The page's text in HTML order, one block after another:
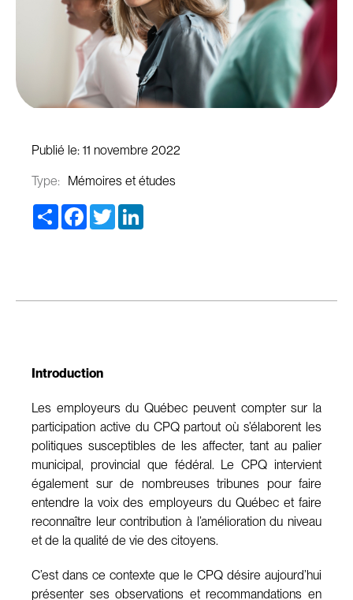
Publié le: 11 novembre 2022
Type: Mémoires et études
Share Facebook
Twitter
Introduction
Les employeurs du Québec peuvent compter sur la
participation active du CPQ partout où s’élaborent les
politiques susceptibles de les affecter, tant au palier
municipal, provincial que fédéral. Le CPQ intervient
également sur de nombreuses tribunes pour faire
entendre la voix des employeurs du Québec et faire
reconnaître leur contribution à l’amélioration du niveau
et de la qualité de vie des citoyens.
C’est dans ce contexte que le CPQ désire aujourd’hui
présenter ses observations et recommandations en